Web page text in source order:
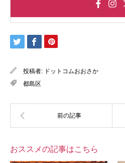
投稿者: ドットコムおおさか
都島区
おススメの記事はこちら